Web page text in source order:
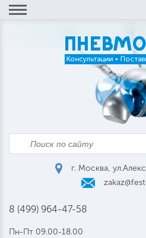
г. Москва,
8 (499) 964-47-58
Пн-Пт 09.00-18.00